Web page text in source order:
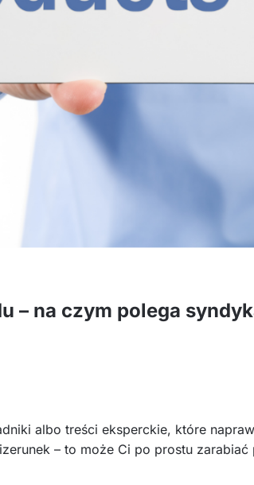
– na czym polega
albo treści eksperckie, które
– to może Ci po prostu zarabiać